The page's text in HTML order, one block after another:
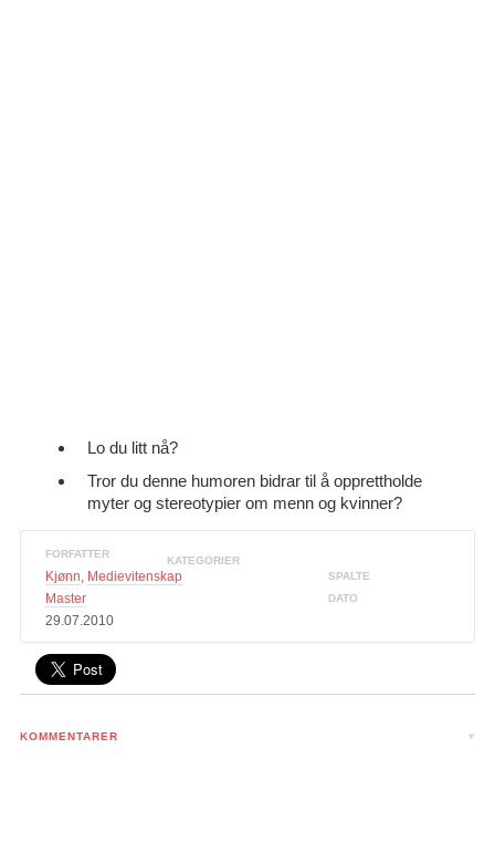
Lo du litt nå?
Tror du denne humoren bidrar til å opprettholde
myter og stereotypier om menn og kvinner?
FORFATTER
KATEGORIER
Kjønn, Medievitenskap SPALTE
Master DATO
29.07.2010
KOMMENTARER